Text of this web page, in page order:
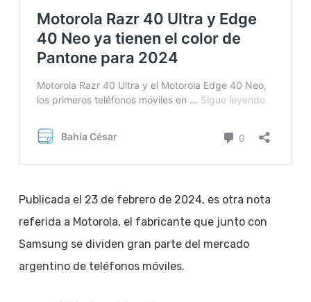
Publicada el 23 de febrero de 2024, es otra nota
referida a Motorola, el fabricante que junto con
Samsung se dividen gran parte del mercado
argentino de teléfonos móviles.